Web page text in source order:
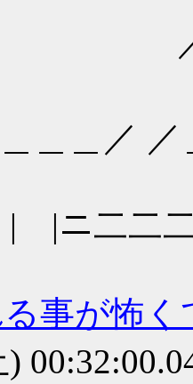
＿＿＿／
|ニ二二二
事が怖